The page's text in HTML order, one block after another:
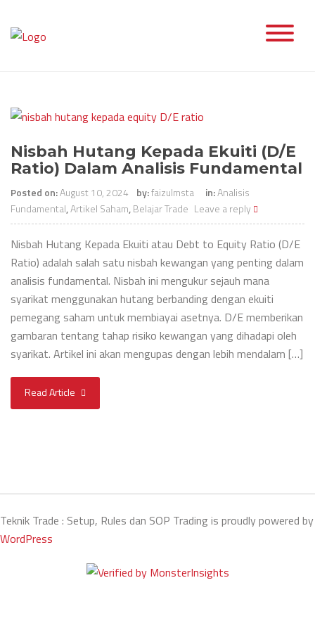
content
Nisbah Hutang Kepada Ekuiti (D/E
Ratio) Dalam Analisis Fundamental
Posted on:August 10, 2024 by:faizulmsta in:Analisis
Fundamental,Artikel Saham,Belajar Trade Leave a reply
Nisbah Hutang Kepada Ekuiti atau Debt to Equity Ratio (D/E
Ratio) adalah salah satu nisbah kewangan yang penting dalam
analisis fundamental. Nisbah ini mengukur sejauh mana
syarikat menggunakan hutang berbanding dengan ekuiti
pemegang saham untuk membiayai asetnya. D/E memberikan
gambaran tentang tahap risiko kewangan yang dihadapi oleh
syarikat. Artikel ini akan mengupas dengan lebih mendalam […]
Read Article
Teknik Trade : Setup, Rules dan SOP Trading is proudly powered by
WordPress